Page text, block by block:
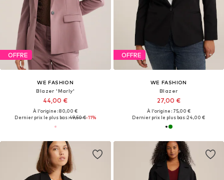
OFFRE
WE FASHION
Blazer 'Marly'
44,00 €
À l'origine : 80,00 €
Dernier prix le plus bas :49,50 €-11%
OFFRE
WE FASHION
Blazer
27,00 €
À l'origine : 75,00 €
Dernier prix le plus bas :24,00 €